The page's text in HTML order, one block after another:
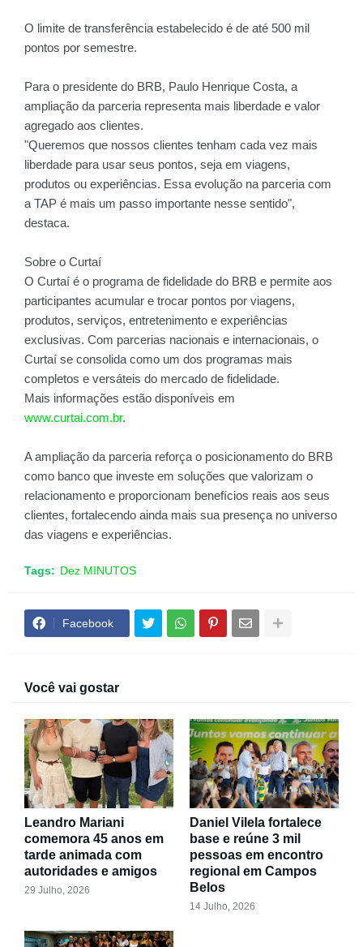
O limite de transferência estabelecido é de até 500 mil
pontos por semestre.
Para o presidente do BRB, Paulo Henrique Costa, a
ampliação da parceria representa mais liberdade e valor
agregado aos clientes.
"Queremos que nossos clientes tenham cada vez mais
liberdade para usar seus pontos, seja em viagens,
produtos ou experiências. Essa evolução na parceria com
a TAP é mais um passo importante nesse sentido",
destaca.
Sobre o Curtaí
O Curtaí é o programa de fidelidade do BRB e permite aos
participantes acumular e trocar pontos por viagens,
produtos, serviços, entretenimento e experiências
exclusivas. Com parcerias nacionais e internacionais, o
Curtaí se consolida como um dos programas mais
completos e versáteis do mercado de fidelidade.
Mais informações estão disponíveis em
www.curtai.com.br.
A ampliação da parceria reforça o posicionamento do BRB
como banco que investe em soluções que valorizam o
relacionamento e proporcionam benefícios reais aos seus
clientes, fortalecendo ainda mais sua presença no universo
das viagens e experiências.
Tags: Dez MINUTOS
Facebook
Você vai gostar
Leandro Mariani
comemora 45 anos em
tarde animada com
autoridades e amigos
29 Julho, 2026
Daniel Vilela fortalece
base e reúne 3 mil
pessoas em encontro
regional em Campos
Belos
14 Julho, 2026